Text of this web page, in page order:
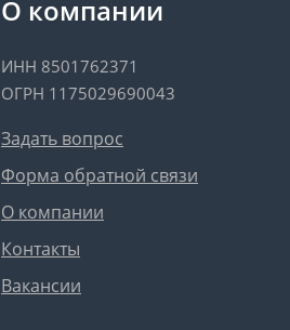
О компании
ИНН 8501762371
ОГРН 1175029690043
Задать вопрос
Форма обратной связи
О компании
Контакты
Вакансии